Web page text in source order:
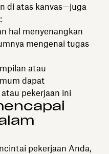
di atas kanvas—juga
hal menyenangkan
mengenai tugas
atau
dapat
pekerjaan ini
pekerjaan Anda,